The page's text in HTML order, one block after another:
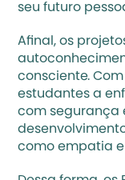
seu futuro
Afinal, os
consciente.
estudantes a
com segurança
como empatia